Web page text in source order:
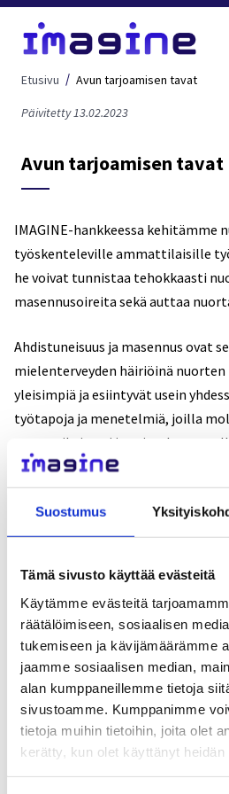
Suostumus
Tämä sivusto käyttää evästeitä
Käytämme evästeitä
räätälöimiseen, sosiaalisen
tukemiseen ja kävijämäärämme
jaamme sosiaalisen median,
alan kumppaneillemme tietoja
sivustoamme. Kumppanimme
tietoja muihin tietoihin, joita olet
kerätty, kun olet käyttänyt heidän
Etusivu
Avun tarjoamisen tavat
Päivitetty 13.02.2023
Avun tarjoamisen tavat
IMAGINE-hankkeessa kehitämme
työskenteleville ammattilaisille
he voivat tunnistaa tehokkaasti
masennusoireita sekä auttaa
Ahdistuneisuus ja masennus ovat
mielenterveyden häiriöinä nuorten
yleisimpiä ja esiintyvät usein
työtapoja ja menetelmiä, joilla
samanaikaisesti ja toisaalta
Ohjaavina periaatteinamme ovat
positiivinen mielenterveys sekä
Kehitämme yhteistyössä nuorten
siihen hakeutumiseen liittyvää
Hankkeessa keskitymme myös
interventioiden vaikutuksia
levitetään psykiatristen
työntekijöille, joilla ei välttämättä
pohjakoulutusta.